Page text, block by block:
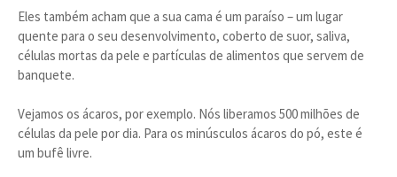
Eles também acham que a sua cama é um paraíso – um lugar
quente para o seu desenvolvimento, coberto de suor, saliva,
células mortas da pele e partículas de alimentos que servem de
banquete.
Vejamos os ácaros, por exemplo. Nós liberamos 500 milhões de
células da pele por dia. Para os minúsculos ácaros do pó, este é
um bufê livre.